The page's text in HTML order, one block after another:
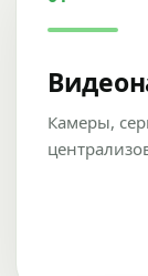
Камеры,